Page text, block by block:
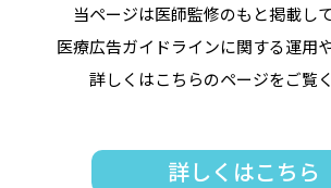
当ページは医師監修のもと掲載し
医療広告ガイドラインに関する運用
詳しくはこちらのページをご覧
詳しくはこちら